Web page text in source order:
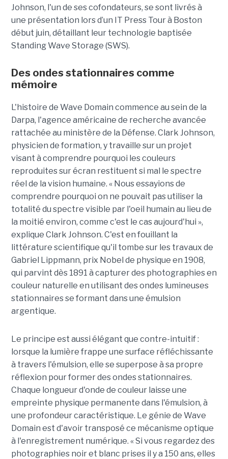
Johnson, l'un de ses cofondateurs, se sont livrés à
une présentation lors d’un IT Press Tour à Boston
début juin, détaillant leur technologie baptisée
Standing Wave Storage (SWS).
Des ondes stationnaires comme
mémoire
L'histoire de Wave Domain commence au sein de la
Darpa, l'agence américaine de recherche avancée
rattachée au ministère de la Défense. Clark Johnson,
physicien de formation, y travaille sur un projet
visant à comprendre pourquoi les couleurs
reproduites sur écran restituent si mal le spectre
réel de la vision humaine. « Nous essayions de
comprendre pourquoi on ne pouvait pas utiliser la
totalité du spectre visible par l'oeil humain au lieu de
la moitié environ, comme c'est le cas aujourd'hui »,
explique Clark Johnson. C'est en fouillant la
littérature scientifique qu'il tombe sur les travaux de
Gabriel Lippmann, prix Nobel de physique en 1908,
qui parvint dès 1891 à capturer des photographies en
couleur naturelle en utilisant des ondes lumineuses
stationnaires se formant dans une émulsion
argentique.
Le principe est aussi élégant que contre-intuitif :
lorsque la lumière frappe une surface réfléchissante
à travers l'émulsion, elle se superpose à sa propre
réflexion pour former des ondes stationnaires.
Chaque longueur d'onde de couleur laisse une
empreinte physique permanente dans l'émulsion, à
une profondeur caractéristique. Le génie de Wave
Domain est d'avoir transposé ce mécanisme optique
à l'enregistrement numérique. « Si vous regardez des
photographies noir et blanc prises il y a 150 ans, elles